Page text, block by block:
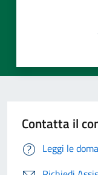
Contatta il
Leggi le